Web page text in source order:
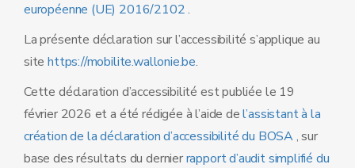
européenne (UE) 2016/2102.
La présente déclaration sur l’accessibilité s’applique au
sitehttps://mobilite.wallonie.be.
Cette déclaration d’accessibilité est publiée le 19
février 2026 et a été rédigée à l’aide del’assistant à la
création de la déclaration d’accessibilité du BOSA, sur
base des résultats du dernierrapport d’audit simplifié du